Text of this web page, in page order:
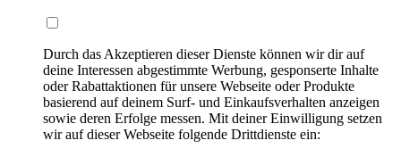
Durch das Akzeptieren dieser Dienste können wir dir auf
deine Interessen abgestimmte Werbung, gesponserte Inhalte
oder Rabattaktionen für unsere Webseite oder Produkte
basierend auf deinem Surf- und Einkaufsverhalten anzeigen
sowie deren Erfolge messen. Mit deiner Einwilligung setzen
wir auf dieser Webseite folgende Drittdienste ein: